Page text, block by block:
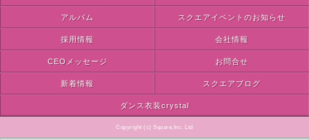
アルバム スクエアイベントのお知らせ
採用情報 会社情報
CEOメッセージ お問合せ
新着情報 スクエアブログ
ダンス衣装crystal
Copyright (c) Square,Inc. Ltd